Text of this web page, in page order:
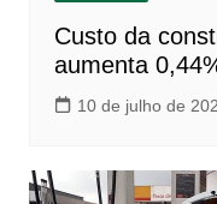
Custo da
aumenta
10 de julho de